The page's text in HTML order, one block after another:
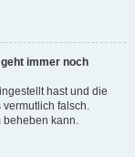
immer noch
hast und die
vermutlich falsch.
beheben kann.